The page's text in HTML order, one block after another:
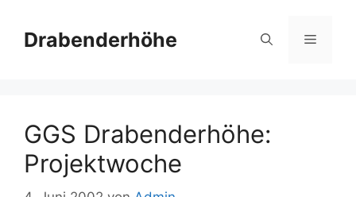
Inhalt
springen
Drabenderhöhe Menü
GGS Drabenderhöhe:
Projektwoche